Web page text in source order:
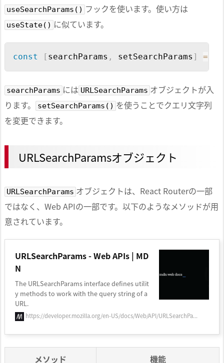
useSearchParams() フックを使います。使い方は
useState() に似ています。
const [ searchParams , setSearchParams ] =
searchParams には URLSearchParams オブジェクトが入
ります。
setSearchParams() を使うことでクエリ文字列
を変更できます。
URLSearchParamsオブジェクト
URLSearchParams オブジェクトは、React Routerの一部
ではなく、Web APIの一部です。以下のようなメソッドが用
意されています。
URLSearchParams - Web APIs | MD
N
The URLSearchParams interface defines utilit
y methods to work with the query string of a
URL.
https://developer.mozilla.org/en-US/docs/Web/API/URLSearchPa...
メソッド 機能